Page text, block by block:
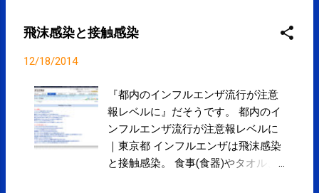
Email delivery powered by Google Google Inc., 1600
Amphitheatre Parkway, Mountain View, CA 94043,
United States
飛沫感染と接触感染
12/18/2014
『都内のインフルエンザ流行が注意
報レベルに』だそうです。 都内のイ
ンフルエンザ流行が注意報レベルに
｜東京都 インフルエンザは飛沫感染
と接触感染。 食事(食器)やタオル、